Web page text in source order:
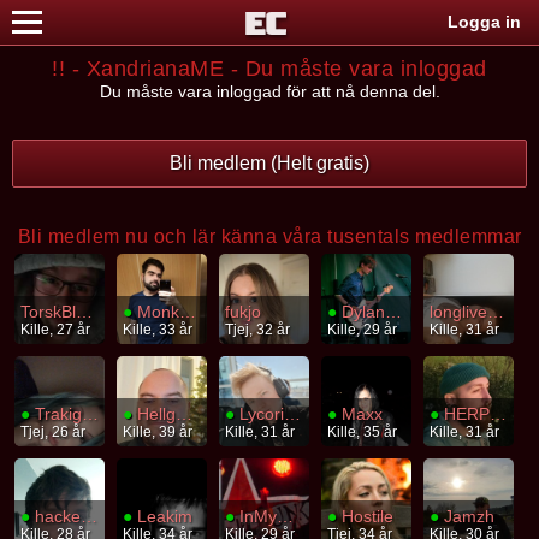
Logga in
!! - XandrianaME - Du måste vara inloggad
Du måste vara inloggad för att nå denna del.
Bli medlem (Helt gratis)
Bli medlem nu och lär känna våra tusentals medlemmar
TorskBlocket
Kille, 27 år
●MonkeyDLuffy
Kille, 33 år
fukjo
Tjej, 32 år
●Dylan_I_Youngblood
Kille, 29 år
longliverocknrolla
Kille, 31 år
●Trakigheters
Tjej, 26 år
●Hellgate666
Kille, 39 år
●LycorisLani
Kille, 31 år
●Maxx
Kille, 35 år
●HERPES
Kille, 31 år
●hackerman
Kille, 28 år
●Leakim
Kille, 34 år
●InMyRecovery
Kille, 29 år
●Hostile
Tjej, 34 år
●Jamzh
Kille, 30 år